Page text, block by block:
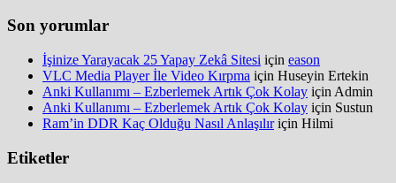
Son yorumlar
İşinize Yarayacak 25 Yapay Zekâ Sitesi için eason
VLC Media Player İle Video Kırpma için Huseyin Ertekin
Anki Kullanımı – Ezberlemek Artık Çok Kolay için Admin
Anki Kullanımı – Ezberlemek Artık Çok Kolay için Sustun
Ram’in DDR Kaç Olduğu Nasıl Anlaşılıriçin Hilmi
Etiketler